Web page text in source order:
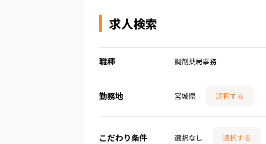
求人検索
職種 調剤薬局事務
勤務地 宮城県 選択する
こだわり条件 選択なし 選択する